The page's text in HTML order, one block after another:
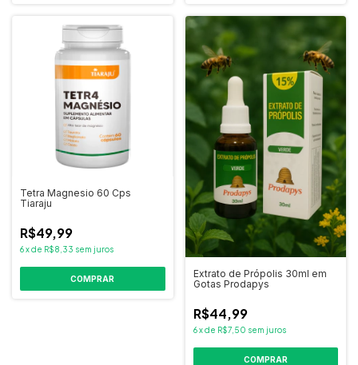
Tetra Magnesio 60 Cps
Tiaraju
R$49,99
6xde R$8,33 sem juros
COMPRAR
Extrato de Própolis 30ml em
Gotas Prodapys
R$44,99
6 xde R$7,50 sem juros
COMPRAR